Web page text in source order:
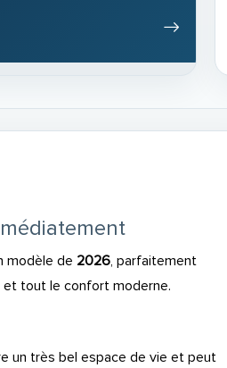
modèle de 2026, parfaitement
et tout le confort moderne.
un très bel espace de vie et peut